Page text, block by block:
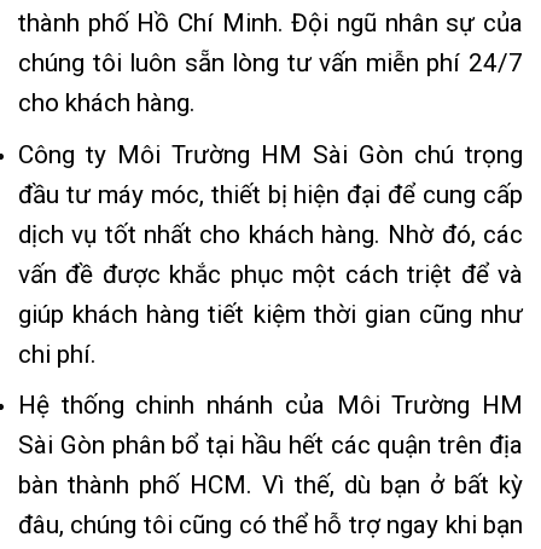
thành phố Hồ Chí Minh. Đội ngũ nhân sự của
chúng tôi luôn sẵn lòng tư vấn miễn phí 24/7
cho khách hàng.
Công ty Môi Trường HM Sài Gòn chú trọng
đầu tư máy móc, thiết bị hiện đại để cung cấp
dịch vụ tốt nhất cho khách hàng. Nhờ đó, các
vấn đề được khắc phục một cách triệt để và
giúp khách hàng tiết kiệm thời gian cũng như
chi phí.
Hệ thống chinh nhánh của Môi Trường HM
Sài Gòn phân bổ tại hầu hết các quận trên địa
bàn thành phố HCM. Vì thế, dù bạn ở bất kỳ
đâu, chúng tôi cũng có thể hỗ trợ ngay khi bạn